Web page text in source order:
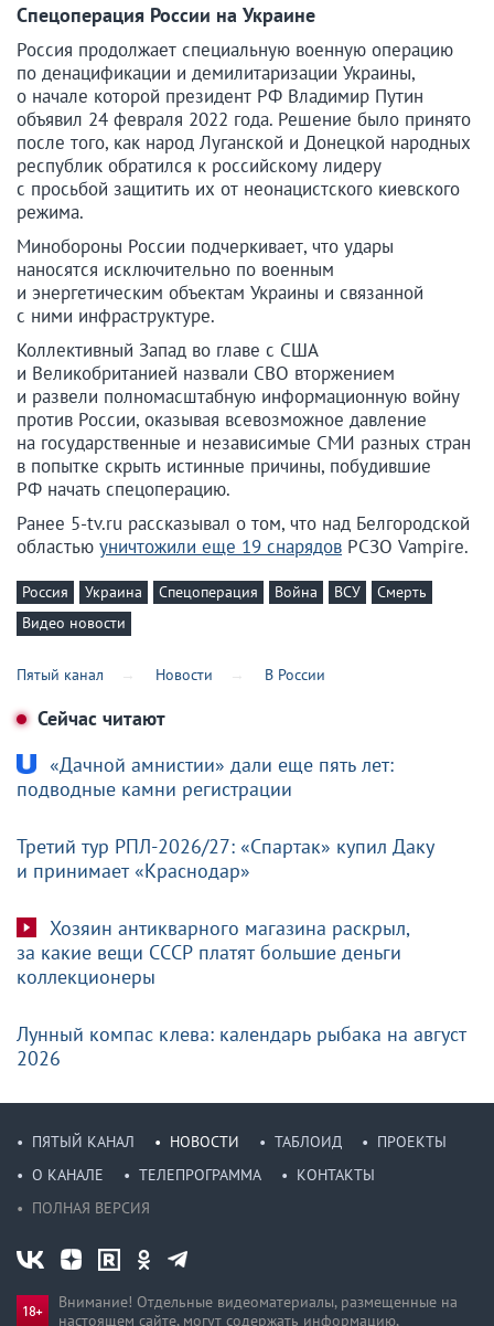
Спецоперация России на Украине
Россия продолжает специальную военную операцию
по денацификации и демилитаризации Украины,
о начале которой президент РФ Владимир Путин
объявил 24 февраля 2022 года. Решение было принято
после того, как народ Луганской и Донецкой народных
республик обратился к российскому лидеру
с просьбой защитить их от неонацистского киевского
режима.
Минобороны России подчеркивает, что удары
наносятся исключительно по военным
и энергетическим объектам Украины и связанной
с ними инфраструктуре.
Коллективный Запад во главе с США
и Великобританией назвали СВО вторжением
и развели полномасштабную информационную войну
против России, оказывая всевозможное давление
на государственные и независимые СМИ разных стран
в попытке скрыть истинные причины, побудившие
РФ начать спецоперацию.
Ранее 5-tv.ru рассказывал о том, что над Белгородской
областью уничтожили еще 19 снарядов РСЗО Vampire.
Россия Украина Спецоперация Война ВСУ
Смерть
Видео новости
Пятый канал Новости В России
Сейчас читают
«Дачной амнистии» дали еще пять лет:
подводные камни регистрации
Третий тур РПЛ-2026/27: «Спартак» купил Даку
и принимает «Краснодар»
Хозяин антикварного магазина раскрыл,
за какие вещи СССР платят большие деньги
коллекционеры
Лунный компас клева: календарь рыбака на август
2026
ПЯТЫЙ КАНАЛ НОВОСТИ ТАБЛОИД
ПРОЕКТЫ
О КАНАЛЕ
ТЕЛЕПРОГРАММА
КОНТАКТЫ
ПОЛНАЯ ВЕРСИЯ
Внимание! Отдельные видеоматериалы, размещенные на
настоящем сайте, могут содержать информацию,